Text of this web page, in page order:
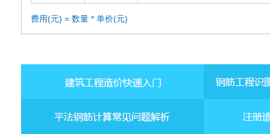
费用(元) = 数量 * 单价(元)